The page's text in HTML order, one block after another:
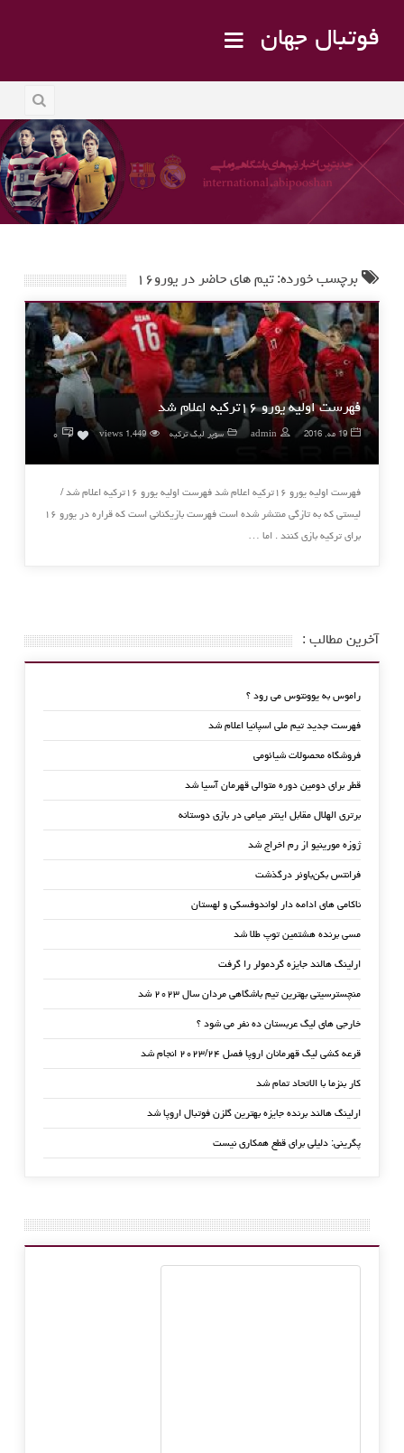
فوتبال جهان
برچسب خورده: تیم های حاضر در یورو۱۶
فهرست اولیه یورو ۱۶ترکیه اعلام شد
19 مه, 2016 admin سوپر لیگ ترکیه 1,449 views
0 ۰
فهرست اولیه یورو ۱۶ترکیه اعلام شد فهرست اولیه یورو ۱۶ترکیه اعلام شد /
لیستی که به تازگی منتشر شده است فهرست بازیکنانی است که قراره در یورو ۱۶
برای ترکیه بازی کنند . اما …
آخرین مطالب :
راموس به یوونتوس می رود ؟
فهرست جدید تیم ملی اسپانیا اعلام شد
فروشگاه محصولات شیائومی
قطر برای دومین دوره متوالی قهرمان آسیا شد
برتری الهلال مقابل اینتر میامی در بازی دوستانه
ژوزه مورینیو از رم اخراج شد
فرانتس بکن‌باوئر درگذشت
ناکامی های ادامه دار لواندوفسکی و لهستان
مسی برنده هشتمین توپ طلا شد
ارلینگ هالند جایزه گردمولر را گرفت
منچسترسیتی بهترین تیم باشگاهی مردان سال ۲۰۲۳ شد
خارجی های لیگ عربستان ده نفر می شود ؟
قرعه کشی لیگ قهرمانان اروپا فصل ۲۰۲۳/۲۴ انجام شد
کار بنزما با الاتحاد تمام شد
ارلینگ هالند برنده جایزه بهترین گلزن فوتبال اروپا شد
پگرینی: دلیلی برای قطع همکاری نیست